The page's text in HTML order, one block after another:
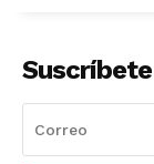
Suscríbete